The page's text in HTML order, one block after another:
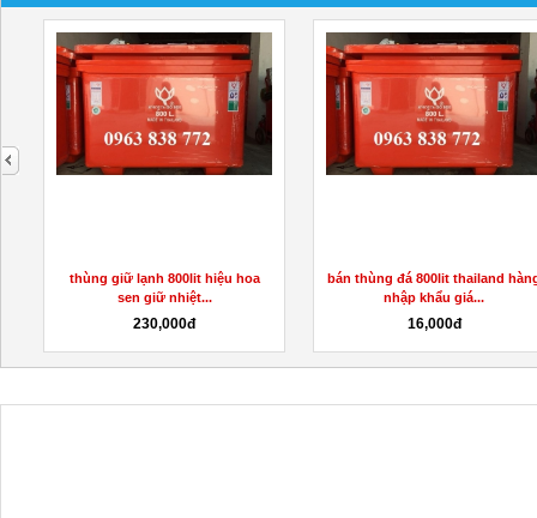
thùng giữ lạnh 800lit hiệu hoa
sen giữ nhiệt...
230,000đ
bán thùng đá 800lit thailand
nhập khẩu giá...
16,000đ
next